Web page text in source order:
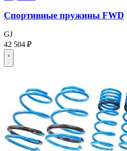
Спортивные пружины FWD
GJ
42 504 ₽